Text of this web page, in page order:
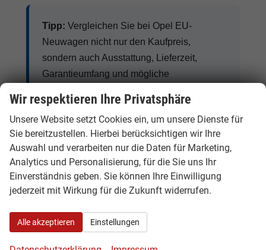
Tipp: Vergleichen Sie bei Opel EU-
Neuwagen nicht nur den Kaufpreis,
sondern auch Ausstattung, Lieferzeit,
Garantieumfang und mögliche
tatsächlichen Preisvorteil.
Opel Benziner, Diesel, Hybrid und
Elektro
Opel bietet je nach Modell klassische Benziner,
Diesel, Hybrid-Varianten, Plug-in-Hybride und
Wir respektieren Ihre Privatsphäre
Unsere Website setzt Cookies ein, um unsere Dienste für
Sie bereitzustellen. Hierbei berücksichtigen wir Ihre
Auswahl und verarbeiten nur die Daten für Marketing,
Analytics und Personalisierung, für die Sie uns Ihr
Einverständnis geben. Sie können Ihre Einwilligung
jederzeit mit Wirkung für die Zukunft widerrufen.
Alle akzeptieren Einstellungen